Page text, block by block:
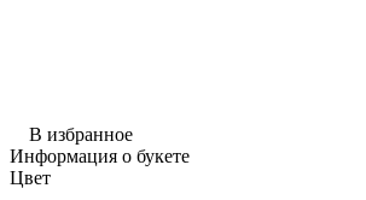
В избранное
Информация о букете
Цвет